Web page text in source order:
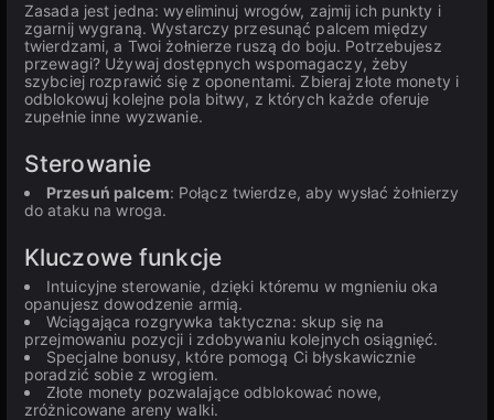
Zasada jest jedna: wyeliminuj wrogów, zajmij ich punkty i
zgarnij wygraną. Wystarczy przesunąć palcem między
twierdzami, a Twoi żołnierze ruszą do boju. Potrzebujesz
przewagi? Używaj dostępnych wspomagaczy, żeby
szybciej rozprawić się z oponentami. Zbieraj złote monety i
odblokowuj kolejne pola bitwy, z których każde oferuje
zupełnie inne wyzwanie.
Sterowanie
Przesuń palcem: Połącz twierdze, aby wysłać żołnierzy
do ataku na wroga.
Kluczowe funkcje
Intuicyjne sterowanie, dzięki któremu w mgnieniu oka
opanujesz dowodzenie armią.
Wciągająca rozgrywka taktyczna: skup się na
przejmowaniu pozycji i zdobywaniu kolejnych osiągnięć.
Specjalne bonusy, które pomogą Ci błyskawicznie
poradzić sobie z wrogiem.
Złote monety pozwalające odblokować nowe,
zróżnicowane areny walki.